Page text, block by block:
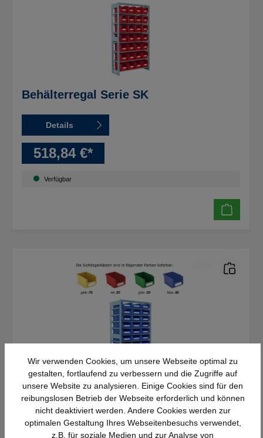
Behälterregal Serie SK
Details
518,84 €*
Verfügbar
Behälterregal Serie SK
Details
Wir verwenden Cookies, um unsere Webseite optimal zu
gestalten, fortlaufend zu verbessern und die Zugriffe auf
unsere Website zu analysieren. Einige Cookies sind für den
reibungslosen Betrieb der Webseite erforderlich und können
nicht deaktiviert werden. Andere Cookies werden zur
optimalen Gestaltung Ihres Webseitenbesuchs verwendet,
z.B. für soziale Medien und zur Analyse von